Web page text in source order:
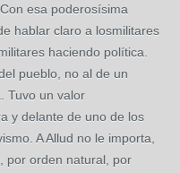
esa poderosísima
hablar claro a losmilitares
haciendo política.
pueblo, no al de un
Tuvo un valor
y delante de uno de los
A Allud no le importa,
por orden natural, por